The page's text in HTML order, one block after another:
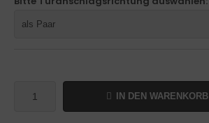
als Paar
IN DEN WARENKORB